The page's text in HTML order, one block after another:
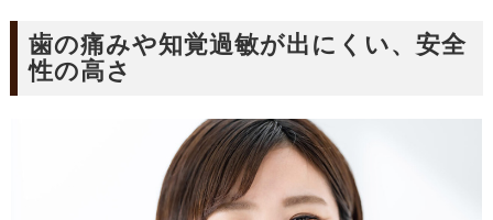
歯の痛みや知覚過敏が出にくい、安全
性の高さ